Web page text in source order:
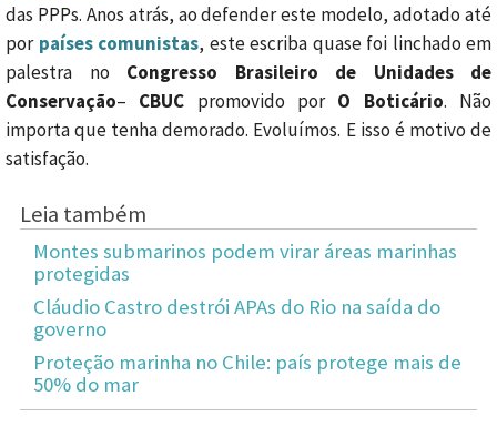
das PPPs. Anos atrás, ao defender este modelo, adotado até
por países comunistas, este escriba quase foi linchado em
palestra no Congresso Brasileiro de Unidades de
Conservação– CBUC promovido por O Boticário. Não
importa que tenha demorado. Evoluímos. E isso é motivo de
satisfação.
Leia também
Montes submarinos podem virar áreas marinhas
protegidas
Cláudio Castro destrói APAs do Rio na saída do
governo
Proteção marinha no Chile: país protege mais de
50% do mar